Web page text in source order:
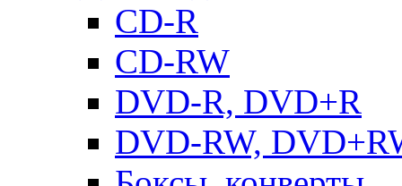
CD-R
CD-RW
DVD-R, DVD+R
DVD-RW,